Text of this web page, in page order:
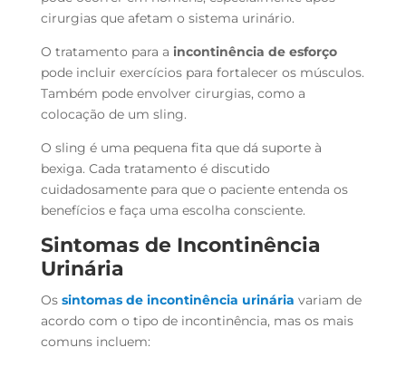
cirurgias que afetam o sistema urinário.
O tratamento para a incontinência de esforço
pode incluir exercícios para fortalecer os músculos.
Também pode envolver cirurgias, como a
colocação de um sling.
O sling é uma pequena fita que dá suporte à
bexiga. Cada tratamento é discutido
cuidadosamente para que o paciente entenda os
benefícios e faça uma escolha consciente.
Sintomas de Incontinência
Urinária
Os sintomas de incontinência urinária variam de
acordo com o tipo de incontinência, mas os mais
comuns incluem: